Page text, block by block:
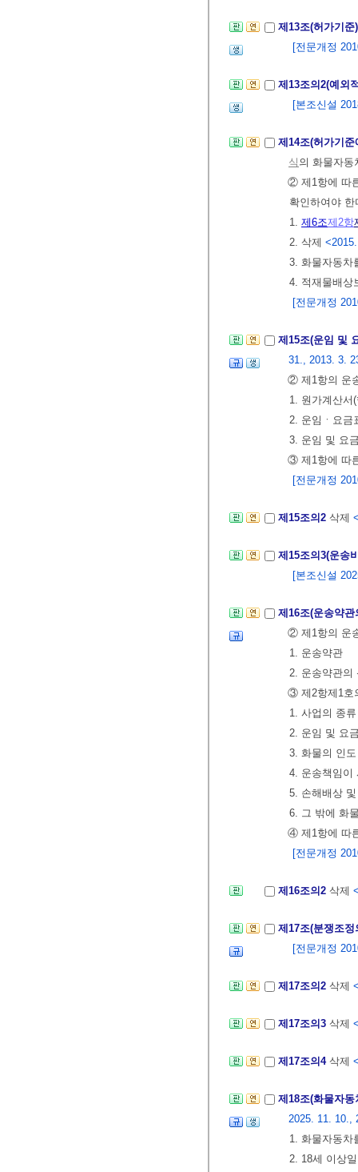
제13조(허가기
[전문개정
제13조의2(예외
[본조신설
제14조(허가기
식 의 화물자
② 제1항에 따
확인하여야 한
1. 제6조제2항
2. 삭제
3. 화물자동차
4. 적재물배상
[전문개정
제15조(운임 및
31., 2013. 3.
② 제1항의 운
1. 원가계산서
2. 운임ㆍ요금
3. 운임 및 요
③ 제1항에 따
[전문개정
제15조의2 삭제
제15조의3(운송
[본조신설
제16조(운송약
② 제1항의 운
1. 운송약관
2. 운송약관의
③ 제2항제1호
1. 사업의 종류
2. 운임 및 요
3. 화물의 인
4. 운송책임이
5. 손해배상
6. 그 밖에 화
④ 제1항에 따
[전문개정
제16조의2 삭제
제17조(분쟁조
[전문개정
제17조의2 삭제
제17조의3 삭제
제17조의4 삭제
제18조(화물자
2025. 11. 10.,
1. 화물자동
2. 18세 이상